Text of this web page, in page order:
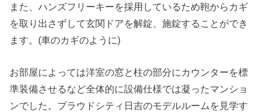
また、ハンズフリーキーを採用しているため鞄からカギ
を取り出さずして玄関ドアを解錠、施錠することができ
ます。(車のカギのように)
お部屋によっては洋室の窓と柱の部分にカウンターを標
準装備させるなど全体的に設備仕様では凝ったマンショ
ンでした。プラウドシティ日吉のモデルルームを見学す